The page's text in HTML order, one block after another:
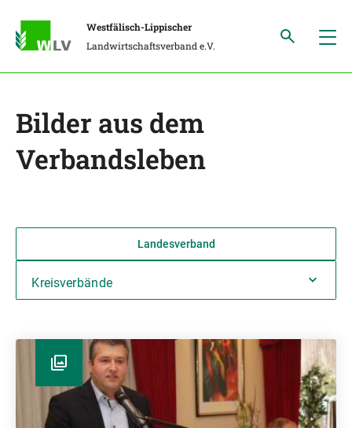
Westfälisch-Lippischer
Landwirtschaftsverband e.V.
Bilder aus dem
Verbandsleben
Landesverband
Kreisverbände